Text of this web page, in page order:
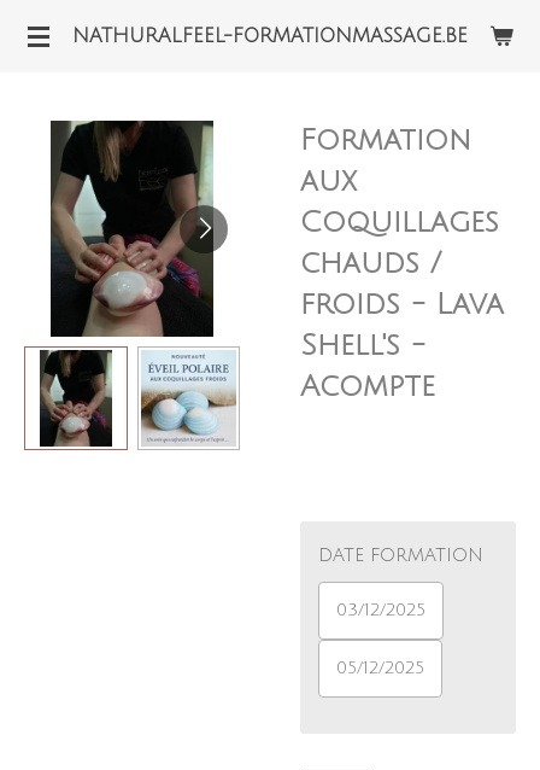
Passer
principal
NATHURALFEEL-FORMATIONMASSAGE.BE
Formation
aux
Coquillages
chauds /
froids - Lava
Shell's -
Acompte
DATE FORMATION
03/12/2025
05/12/2025